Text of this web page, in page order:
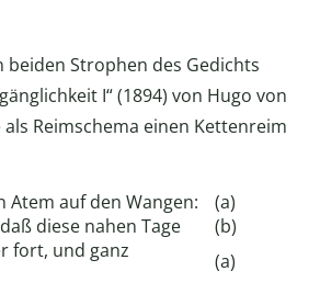
beiden Strophen des Gedichts
I“ (1894) von Hugo von
Reimschema einen Kettenreim
Atem auf den Wangen:
(a)
diese nahen Tage
(b)
fort, und ganz
(a)